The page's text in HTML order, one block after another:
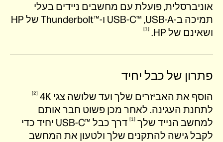
אוניברסלית, פועלת עם מחשבים ניידים בעלי
תמיכה ב-USB-A‏, USB-C™‎ ו-Thunderbolt™‎ של HP
ושאינם של HP‏.
1
פתרון של כבל יחיד
הוסף את האביזרים שלך ועד שלושה צגי 4K‏
2
לתחנת העגינה. לאחר מכן פשוט חבר אותם
למחשב הנייד שלך 1
דרך כבל USB-C™‎ יחיד כדי
לקבל גישה להתקנים שלך ולטעון את המחשב